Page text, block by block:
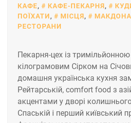
КАФЕ, КАФЕ-ПЕКАРНЯ,
ПОЇХАТИ, МІСЦЯ,
РЕСТОРАНИ
Пекарня-цех із
кілограмовим Сірком на
домашня українська кухня
Рейтарській, comfort food з
акцентами у дворі
Спаській і перший київський